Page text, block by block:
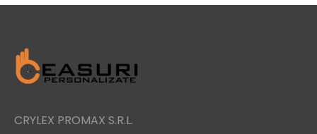
CRYLEX PROMAX S.R.L.